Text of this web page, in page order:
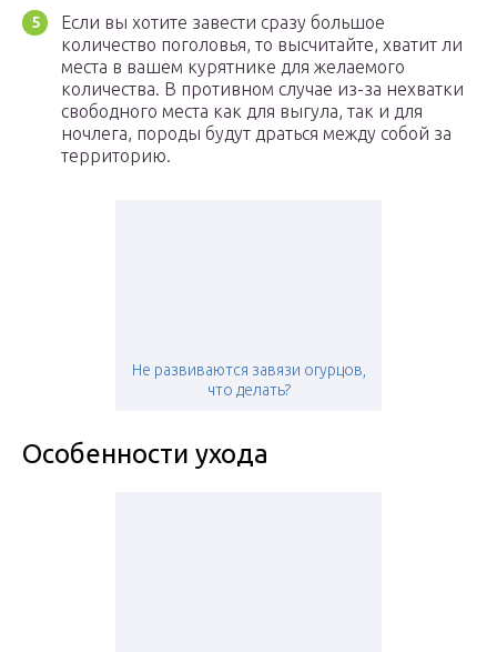
Если вы хотите завести сразу большое
количество поголовья, то высчитайте, хватит ли
места в вашем курятнике для желаемого
количества. В противном случае из-за нехватки
свободного места как для выгула, так и для
ночлега, породы будут драться между собой за
территорию.
Не развиваются завязи огурцов,
что делать?
Особенности ухода